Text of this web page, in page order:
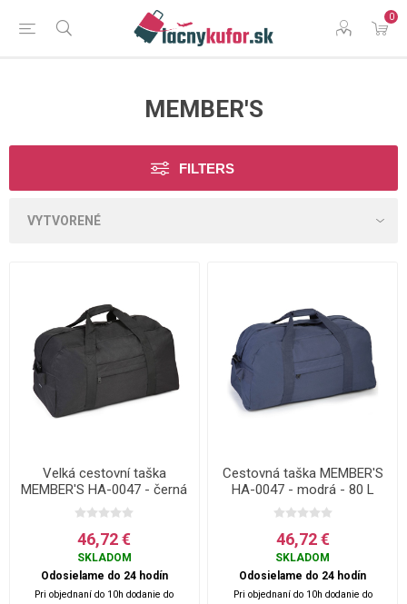
0
MEMBER'S
FILTERS
Velká cestovní taška
MEMBER'S HA-0047 - černá
- 80 L
46,72 €
SKLADOM
Odosielame do 24 hodín
Pri objednaní do 10h dodanie do
Cestovná taška MEMBER'S
HA-0047 - modrá - 80 L
46,72 €
SKLADOM
Odosielame do 24 hodín
Pri objednaní do 10h dodanie do